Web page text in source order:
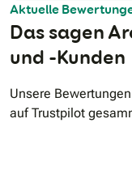
Aktuelle
Das sagen
und -Kunden
Unsere
auf Trustpilot